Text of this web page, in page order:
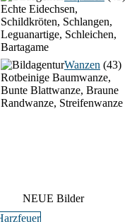
Echte Eidechsen,
Schildkröten, Schlangen,
Leguanartige, Schleichen,
Bartagame
Wanzen (43)
Rotbeinige Baumwanze,
Bunte Blattwanze, Braune
Randwanze, Streifenwanze
NEUE Bilder